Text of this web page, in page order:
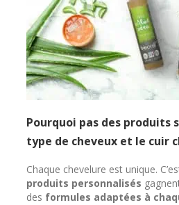
Pourquoi pas des produits
type de cheveux et le cuir
Chaque chevelure est unique.
produits personnalisés
des formules adaptées à